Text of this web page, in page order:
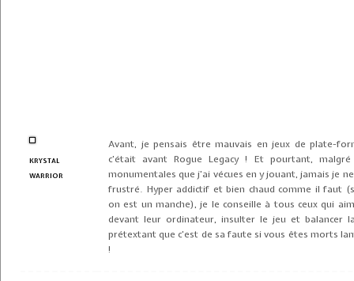
KRYSTAL
WARRIOR
Avant, je pensais être mauvais en jeux de plate-
c’était avant Rogue Legacy ! Et pourtant,
monumentales que j’ai vécues en y jouant, jamais je
frustré. Hyper addictif et bien chaud comme il faut
on est un manche), je le conseille à tous ceux qui
devant leur ordinateur, insulter le jeu et balancer
prétextant que c’est de sa faute si vous êtes morts
!